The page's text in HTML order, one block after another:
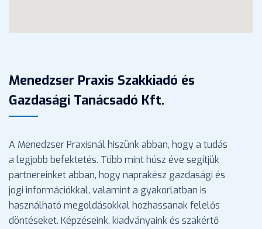
Menedzser Praxis Szakkiadó és
Gazdasági Tanácsadó Kft.
A Menedzser Praxisnál hiszünk abban, hogy a tudás
a legjobb befektetés. Több mint húsz éve segítjük
partnereinket abban, hogy naprakész gazdasági és
jogi információkkal, valamint a gyakorlatban is
használható megoldásokkal hozhassanak felelős
döntéseket. Képzéseink, kiadványaink és szakértő